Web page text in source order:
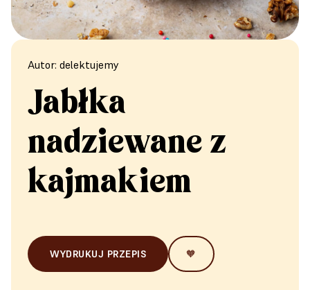
Autor: delektujemy
Jabłka
nadziewane z
kajmakiem
WYDRUKUJ PRZEPIS 🧡